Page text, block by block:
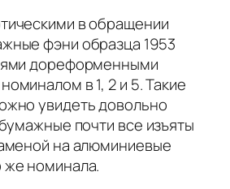
в обращении
фэни образца 1953
дореформенными
в 1, 2 и 5. Такие
увидеть довольно
почти все изъяты
на алюминиевые
же номинала.